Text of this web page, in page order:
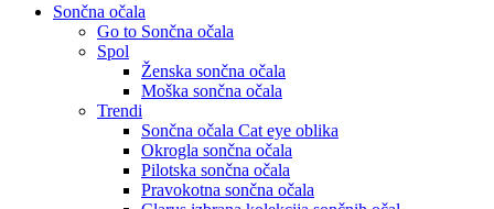
Sončna očala
Go to Sončna očala
Spol
Ženska sončna očala
Moška sončna očala
Trendi
Sončna očala Cat eye oblika
Okrogla sončna očala
Pilotska sončna očala
Pravokotna sončna očala